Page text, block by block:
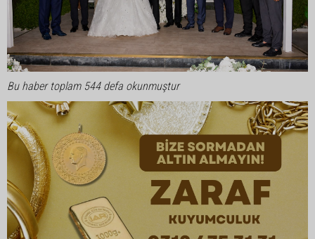
Bu haber toplam 544 defa okunmuştur